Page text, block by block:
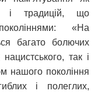
і традицій, що
«На
багато болючих
так і
нашого покоління
і полеглих,